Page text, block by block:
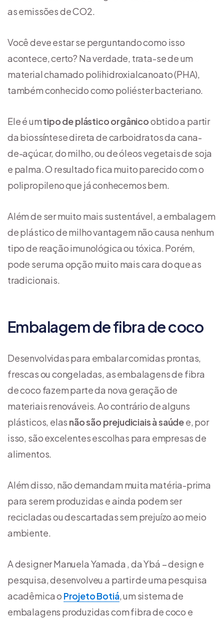
as emissões de CO2.
Você deve estar se perguntando como isso
acontece, certo? Na verdade, trata-se de um
material chamado polihidroxialcanoato (PHA),
também conhecido como poliéster bacteriano.
Ele é umtipo de plástico orgânicoobtido a partir
da biossíntese direta de carboidratos da cana-
de-açúcar, do milho, ou de óleos vegetais de soja
e palma. O resultado fica muito parecido com o
polipropileno que já conhecemos bem.
Além de ser muito mais sustentável, a embalagem
de plástico de milho vantagem não causa nenhum
tipo de reação imunológica ou tóxica. Porém,
pode ser uma opção muito mais cara do que as
tradicionais.
Embalagem de fibra de coco
Desenvolvidas para embalar comidas prontas,
frescas ou congeladas, as embalagens de fibra
de coco fazem parte da nova geração de
materiais renováveis. Ao contrário de alguns
plásticos, elas não são prejudiciais à saúdee, por
isso, são excelentes escolhas para empresas de
alimentos.
Além disso, não demandam muita matéria-prima
para serem produzidas e ainda podem ser
recicladas ou descartadas sem prejuízo ao meio
ambiente.
A designer Manuela Yamada , da Ybá – design e
pesquisa, desenvolveu a partir de uma pesquisa
acadêmica o Projeto Botiá, um sistema de
embalagens produzidas com fibra de coco e